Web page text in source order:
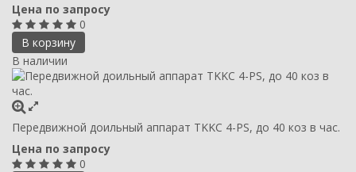
Цена по запросу
0
В корзину
В наличии
Передвижной доильный аппарат TKKC 4-PS, до 40 коз в час.
Цена по запросу
0